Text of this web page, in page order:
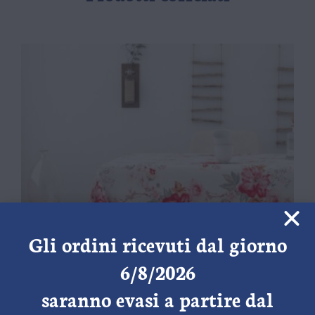
Gli ordini ricevuti dal giorno
6/8/2026
saranno evasi a partire dal